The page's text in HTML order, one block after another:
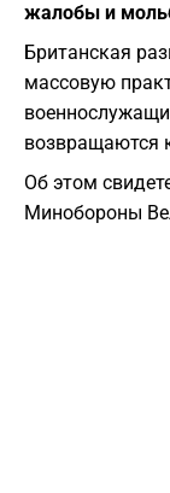
жалобы и
Британская
массовую
возвращаются
Об этом
Минобороны